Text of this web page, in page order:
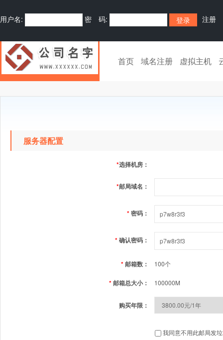
用户名: 密 码: 注册
首页 域名注册 虚拟主机
服务器配置
*选择机房：
*邮局域名：
*密码：
*确认密码：
*邮箱数： 100个
*邮箱总大小： 100000M
购买年限：
我同意不用此邮局发